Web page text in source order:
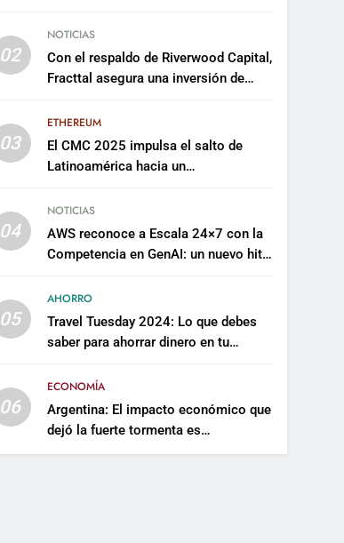
02
NOTICIAS
Con el respaldo de Riverwood Capital,
Fracttal asegura una inversión de
plataforma
03
ETHEREUM
El CMC 2025 impulsa el salto de
Latinoamérica hacia un
sostenible
04
NOTICIAS
AWS reconoce a Escala 24×7 con la
Competencia en GenAI: un nuevo hito
artificial empresarial
05
AHORRO
Travel Tuesday 2024: Lo que debes
saber para ahorrar dinero en tu
06
ECONOMÍA
Argentina: El impacto económico que
dejó la fuerte tormenta es
incalculable